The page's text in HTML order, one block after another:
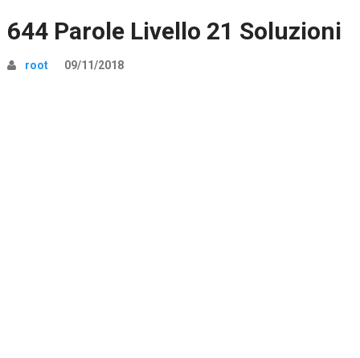
644 Parole Livello 21 Soluzioni
root 09/11/2018